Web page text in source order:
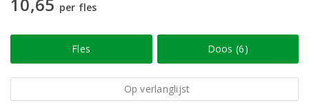
per fles
Fles Doos (6)
Op verlanglijst